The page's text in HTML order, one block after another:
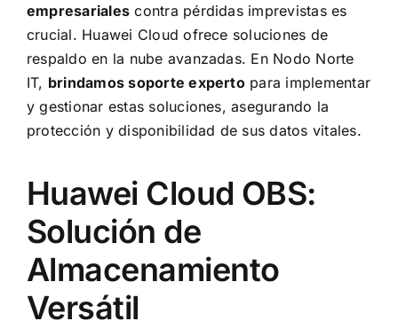
empresariales contra pérdidas imprevistas es
crucial. Huawei Cloud ofrece soluciones de
respaldo en la nube avanzadas. En Nodo Norte
IT, brindamos soporte expertopara implementar
y gestionar estas soluciones, asegurando la
protección y disponibilidad de sus datos vitales.
Huawei Cloud OBS:
Solución de
Almacenamiento
Versátil